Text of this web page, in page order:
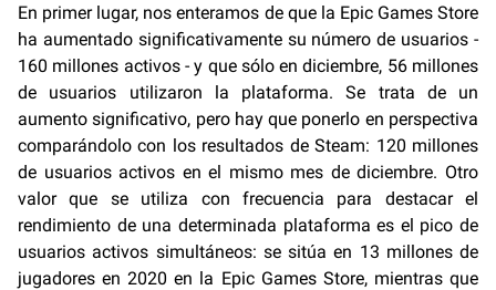
En primer lugar, nos enteramos de que la Epic Games Store
ha aumentado significativamente su número de usuarios -
160 millones activos - y que sólo en diciembre, 56 millones
de usuarios utilizaron la plataforma. Se trata de un
aumento significativo, pero hay que ponerlo en perspectiva
comparándolo con los resultados de Steam: 120 millones
de usuarios activos en el mismo mes de diciembre. Otro
valor que se utiliza con frecuencia para destacar el
rendimiento de una determinada plataforma es el pico de
usuarios activos simultáneos: se sitúa en 13 millones de
jugadores en 2020 en la Epic Games Store, mientras que